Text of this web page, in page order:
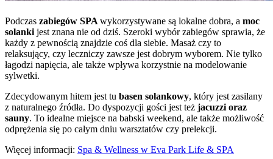
Podczas zabiegów SPA wykorzystywane są lokalne dobra, a moc
solanki jest znana nie od dziś. Szeroki wybór zabiegów sprawia, że
każdy z pewnością znajdzie coś dla siebie. Masaż czy to
relaksujący, czy leczniczy zawsze jest dobrym wyborem. Nie tylko
łagodzi napięcia, ale także wpływa korzystnie na modelowanie
sylwetki.
Zdecydowanym hitem jest tu basen solankowy, który jest zasilany
z naturalnego źródła. Do dyspozycji gości jest też jacuzzi oraz
sauny. To idealne miejsce na babski weekend, ale także możliwość
odprężenia się po całym dniu warsztatów czy prelekcji.
Więcej informacji: Spa & Wellness w Eva Park Life & SPA